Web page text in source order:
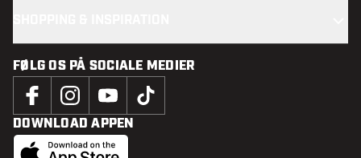
FØLG OS PÅ SOCIALE MEDIER
DOWNLOAD APPEN